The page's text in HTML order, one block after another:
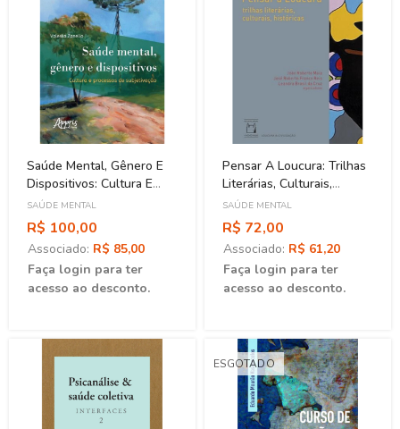
Saúde Mental, Gênero E
Dispositivos: Cultura E
Processos De
Subjetivação
SAÚDE MENTAL
R$ 100,00
Associado: R$ 85,00
Faça login para ter
acesso ao desconto.
Pensar A Loucura: Trilhas
Literárias, Culturais,
Históricas
SAÚDE MENTAL
R$ 72,00
Associado: R$ 61,20
Faça login para ter
acesso ao desconto.
ESGOTADO